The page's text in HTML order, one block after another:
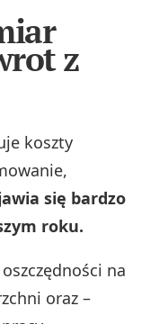
z
koszty
się bardzo
roku.
na
oraz –